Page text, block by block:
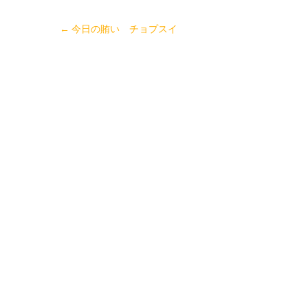
← 今日の賄い チョプスイ